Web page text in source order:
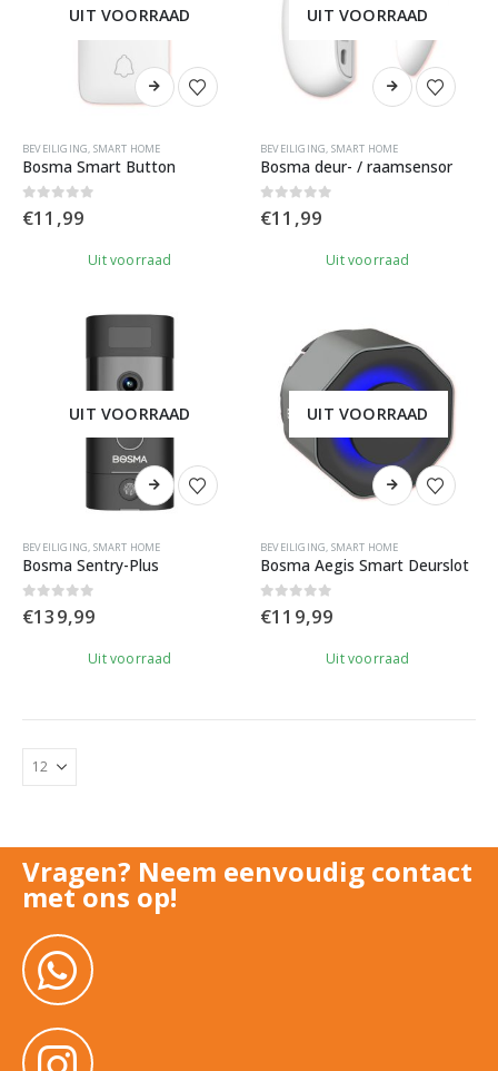
UIT VOORRAAD
BEVEILIGING, SMART HOME
Bosma Smart Button
0out of 5
€11,99
Uit voorraad
UIT VOORRAAD
BEVEILIGING, SMART HOME
Bosma deur- / raamsensor
0out of 5
€11,99
Uit voorraad
UIT VOORRAAD
BEVEILIGING, SMART HOME
Bosma Sentry-Plus
0out of 5
€139,99
Uit voorraad
UIT VOORRAAD
BEVEILIGING, SMART HOME
Bosma Aegis Smart Deurslot
0out of 5
€119,99
Uit voorraad
Vragen? Neem eenvoudig contact
met ons op!